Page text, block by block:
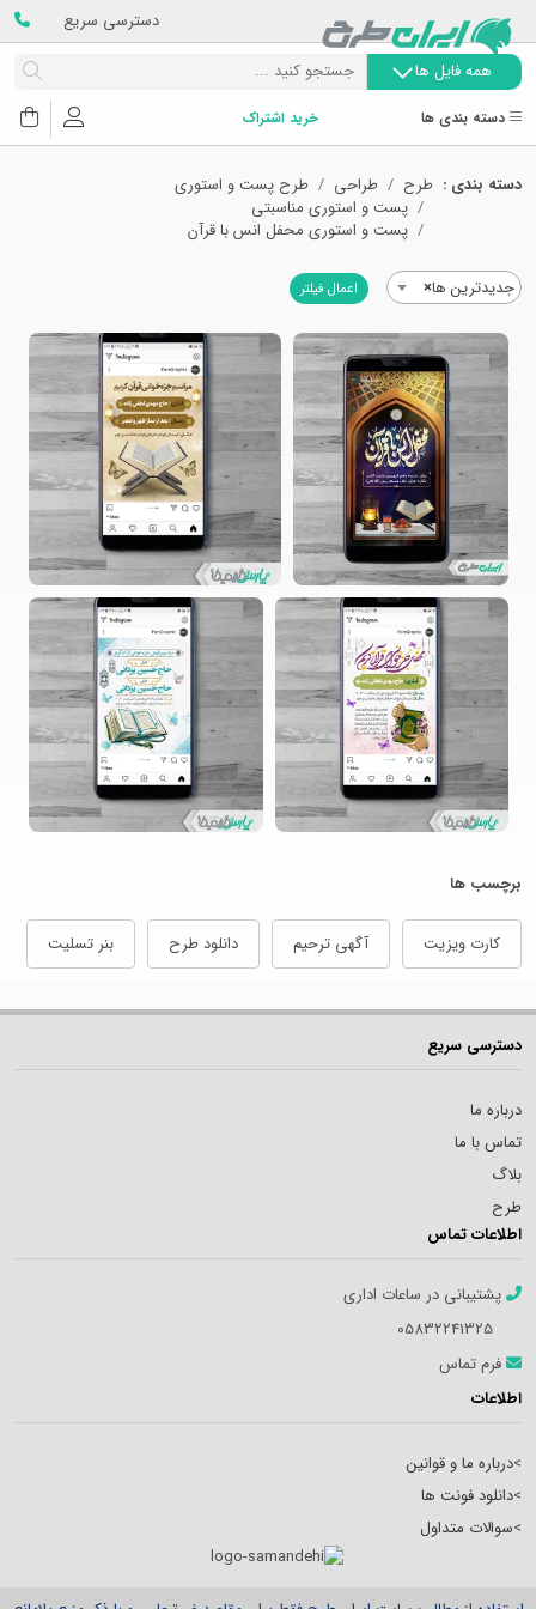
دسترسی سریع
همه فایل ها
دسته بندی ها خرید اشتراک
دسته بندی : طرح طراحی
طرح پست و استوری
پست و استوری مناسبتی
پست و استوری محفل انس با قرآن
×جدیدترین ها اعمال فیلتر
برچسب ها
کارت ویزیت آگهی ترحیم دانلود طرح بنر تسلیت
دسترسی سریع
درباره ما
تماس با ما
بلاگ
طرح
اطلاعات تماس
پشتیبانی در ساعات اداری
05832241325
فرم تماس
اطلاعات
>درباره ما و قوانین
>دانلود فونت ها
>سوالات متداول